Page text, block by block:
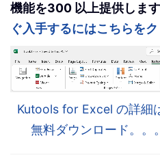
機能を300 以上提供します
ぐ入手するにはこちらをク
Kutools for Excel の詳細
無料ダウンロード。。。